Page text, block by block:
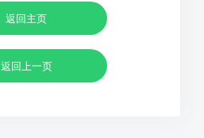
返回主页
返回上一页